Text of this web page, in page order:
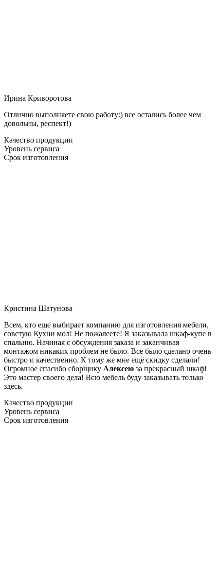
Ирина Криворотова
Отлично выполняете свою работу:) все остались более чем
довольны, респект!)
Качество продукции
Уровень сервиса
Срок изготовления
Кристина Шатунова
Всем, кто еще выбирает компанию для изготовления мебели,
советую Кухни мол! Не пожалеете! Я заказывала шкаф-купе в
спальню. Начиная с обсуждения заказа и заканчивая
монтажом никаких проблем не было. Все было сделано очень
быстро и качественно. К тому же мне ещё скидку сделали!
Огромное спасибо сборщику Алексею за прекрасный шкаф!
Это мастер своего дела! Всю мебель буду заказывать только
здесь.
Качество продукции
Уровень сервиса
Срок изготовления